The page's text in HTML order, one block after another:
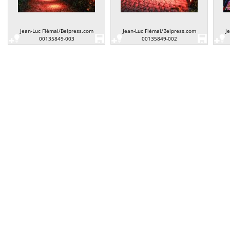
Jean-Luc Flémal/Belpress.com
00135849-003
Jean-Luc Flémal/Belpress.com
00135849-002